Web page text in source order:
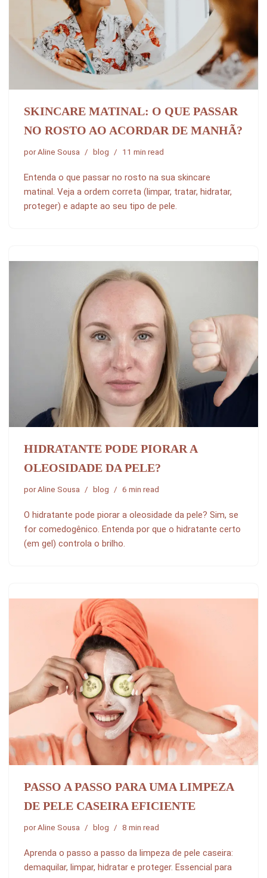
SKINCARE MATINAL: O QUE PASSAR
NO ROSTO AO ACORDAR DE MANHÃ?
porAline Sousa blog 11 min read
Entenda o que passar no rosto na sua skincare
matinal. Veja a ordem correta (limpar, tratar, hidratar,
proteger) e adapte ao seu tipo de pele.
HIDRATANTE PODE PIORAR A
OLEOSIDADE DA PELE?
porAline Sousa blog 6 min read
O hidratante pode piorar a oleosidade da pele? Sim, se
for comedogênico. Entenda por que o hidratante certo
(em gel) controla o brilho.
PASSO A PASSO PARA UMA LIMPEZA
DE PELE CASEIRA EFICIENTE
porAline Sousa blog 8 min read
Aprenda o passo a passo da limpeza de pele caseira:
demaquilar, limpar, hidratar e proteger. Essencial para